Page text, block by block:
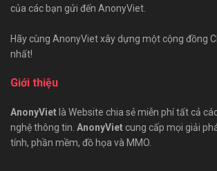
của các bạn gửi đến AnonyViet.
Hãy cùng AnonyViet xây dựng một cộng đồng
nhất!
Giới thiệu
AnonyViet là Website chia sẻ miễn phí tất cả
nghệ thông tin. AnonyViet cung cấp mọi giải
tính, phần mềm, đồ họa và MMO.